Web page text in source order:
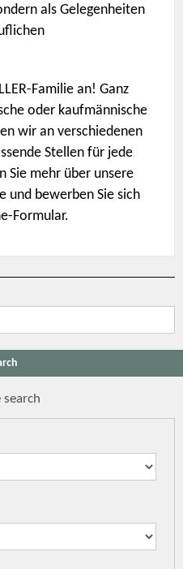
als Gelegenheiten
Familie an! Ganz
oder kaufmännische
wir an verschiedenen
Stellen für jede
Sie mehr über unsere
und bewerben Sie sich
Formular.
search